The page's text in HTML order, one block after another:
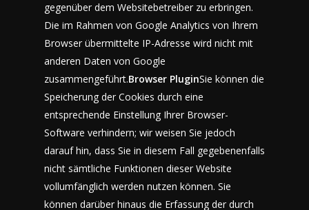
gegenüber dem Websitebetreiber zu erbringen.
Die im Rahmen von Google Analytics von Ihrem
Browser übermittelte IP-Adresse wird nicht mit
anderen Daten von Google
zusammengeführt.Browser PluginSie können die
Speicherung der Cookies durch eine
entsprechende Einstellung Ihrer Browser-
Software verhindern; wir weisen Sie jedoch
darauf hin, dass Sie in diesem Fall gegebenenfalls
nicht sämtliche Funktionen dieser Website
vollumfänglich werden nutzen können. Sie
können darüber hinaus die Erfassung der durch